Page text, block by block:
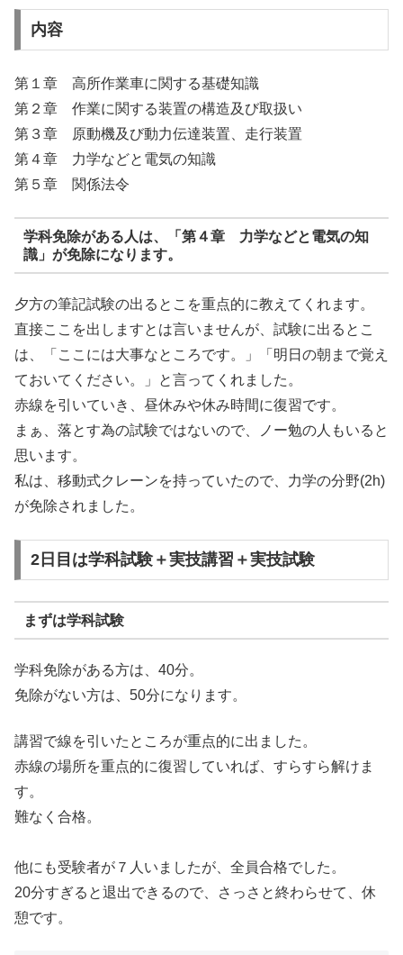
内容
第１章 高所作業車に関する基礎知識
第２章 作業に関する装置の構造及び取扱い
第３章 原動機及び動力伝達装置、走行装置
第４章 力学などと電気の知識
第５章 関係法令
学科免除がある人は、「第４章 力学などと電気の知
識」が免除になります。
夕方の筆記試験の出るとこを重点的に教えてくれます。
直接ここを出しますとは言いませんが、試験に出るとこ
は、「ここには大事なところです。」「明日の朝まで覚え
ておいてください。」と言ってくれました。
赤線を引いていき、昼休みや休み時間に復習です。
まぁ、落とす為の試験ではないので、ノー勉の人もいると
思います。
私は、移動式クレーンを持っていたので、力学の分野(2h)
が免除されました。
2日目は学科試験＋実技講習＋実技試験
まずは学科試験
学科免除がある方は、40分。
免除がない方は、50分になります。
講習で線を引いたところが重点的に出ました。
赤線の場所を重点的に復習していれば、すらすら解けま
す。
難なく合格。
他にも受験者が７人いましたが、全員合格でした。
20分すぎると退出できるので、さっさと終わらせて、休
憩です。